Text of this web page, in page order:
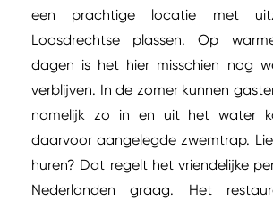
een prachtige locatie met
Loosdrechtse plassen. Op
dagen is het hier misschien nog
verblijven. In de zomer kunnen
namelijk zo in en uit het water
daarvoor aangelegde zwemtrap.
huren? Dat regelt het vriendelijke
Nederlanden graag. Het